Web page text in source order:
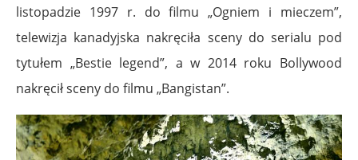
listopadzie 1997 r. do filmu „Ogniem i mieczem”,
telewizja kanadyjska nakręciła sceny do serialu pod
tytułem „Bestie legend”, a w 2014 roku Bollywood
nakręcił sceny do filmu „Bangistan”.